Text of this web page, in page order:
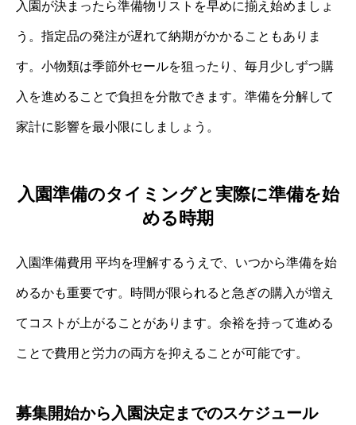
入園が決まったら準備物リストを早めに揃え始めましょ
う。指定品の発注が遅れて納期がかかることもありま
す。小物類は季節外セールを狙ったり、毎月少しずつ購
入を進めることで負担を分散できます。準備を分解して
家計に影響を最小限にしましょう。
入園準備のタイミングと実際に準備を始
める時期
入園準備費用 平均を理解するうえで、いつから準備を始
めるかも重要です。時間が限られると急ぎの購入が増え
てコストが上がることがあります。余裕を持って進める
ことで費用と労力の両方を抑えることが可能です。
募集開始から入園決定までのスケジュール